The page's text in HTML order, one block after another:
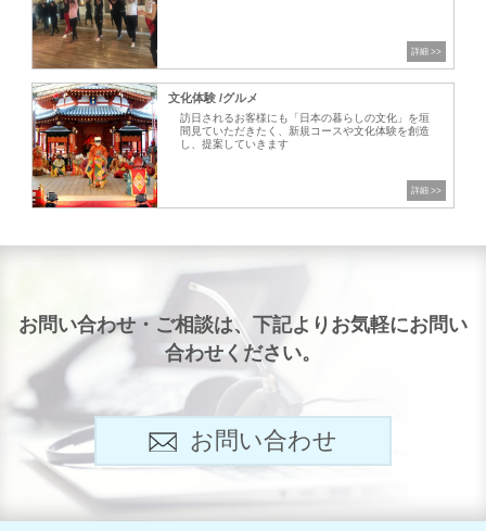
文化体験 /グルメ
訪日されるお客様にも「日本の暮らしの文化」を垣
間見ていただきたく、新規コースや文化体験を創造
し、提案していきます
お問い合わせ・ご相談は、下記よりお気軽にお問い
合わせください。
お問い合わせ